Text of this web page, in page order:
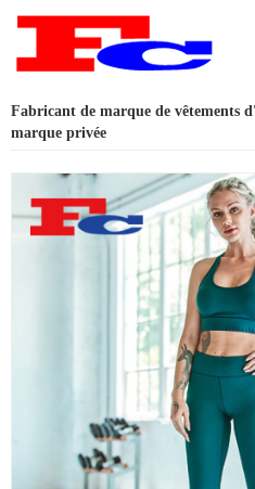
Fabricant de marque de vêtements
marque privée